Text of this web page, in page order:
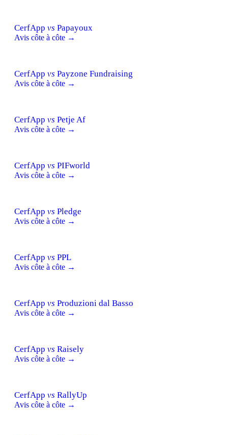
CerfApp vs Papayoux
Avis côte à côte →
CerfApp vs Payzone Fundraising
Avis côte à côte →
CerfApp vs Petje Af
Avis côte à côte →
CerfApp vs PIFworld
Avis côte à côte →
CerfApp vs Pledge
Avis côte à côte →
CerfApp vs PPL
Avis côte à côte →
CerfApp vs Produzioni dal Basso
Avis côte à côte →
CerfApp vs Raisely
Avis côte à côte →
CerfApp vs RallyUp
Avis côte à côte →